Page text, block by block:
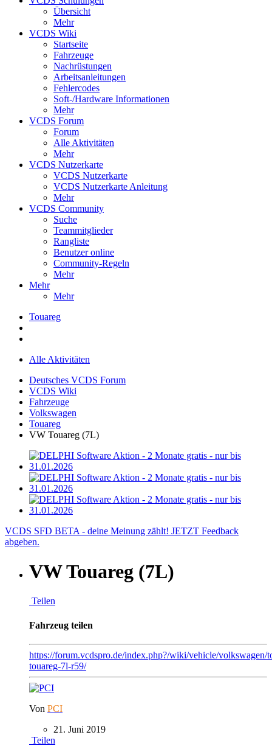
Übersicht
Mehr
VCDS Wiki
Startseite
Fahrzeuge
Nachrüstungen
Arbeitsanleitungen
Fehlercodes
Soft-/Hardware Informationen
Mehr
VCDS Forum
Forum
Alle Aktivitäten
Mehr
VCDS Nutzerkarte
VCDS Nutzerkarte
VCDS Nutzerkarte Anleitung
Mehr
VCDS Community
Suche
Teammitglieder
Rangliste
Benutzer online
Community-Regeln
Mehr
Mehr
Mehr
Touareg
Alle Aktivitäten
Deutsches VCDS Forum
VCDS Wiki
Fahrzeuge
Volkswagen
Touareg
VW Touareg (7L)
VCDS SFD BETA - deine Meinung zählt! JETZT Feedback
abgeben.
VW Touareg (7L)
Teilen
Fahrzeug teilen
https://forum.vcdspro.de/index.php?/wiki/vehicle/volkswagen/
touareg-7l-r59/
Von PCI
21. Juni 2019
Teilen